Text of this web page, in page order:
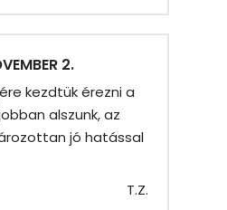
2.
kezdtük érezni a
alszunk, az
jó hatással
T.Z.